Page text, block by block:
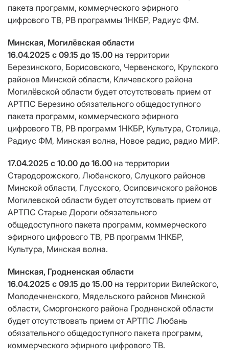
пакета программ, коммерческого эфирного
цифрового ТВ, РВ программы 1НКБР, Радиус ФМ.
Минская, Могилёвская области
16.04.2025 c 09.15 до 15.00 на территории
Березинского, Борисовского, Червенского, Крупского
районов Минской области, Кличевского района
Могилёвской области будет отсутствовать прием от
АРТПС Березино обязательного общедоступного
пакета программ, коммерческого эфирного
цифрового ТВ, РВ программ 1НКБР, Культура, Столица,
Радиус ФМ, Минская волна, Новое радио, радио МИР.
17.04.2025 с 10.00 до 16.00 на территории
Стародорожского, Любанского, Слуцкого районов
Минской области, Глусского, Осиповичского районов
Могилевской области будет отсутствовать прием от
АРТПС Старые Дороги обязательного
общедоступного пакета программ, коммерческого
эфирного цифрового ТВ, РВ программ 1НКБР,
Культура, Минская волна.
Минская, Гродненская области
16.04.2025 c 09.15 до 15.00 на территории Вилейского,
Молодечненского, Мядельского районов Минской
области, Сморгонского района Гродненской области
будет отсутствовать прием от АРТПС Любань
обязательного общедоступного пакета программ,
коммерческого эфирного цифрового ТВ.